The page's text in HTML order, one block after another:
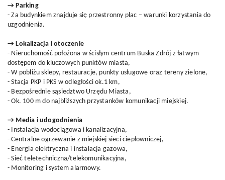
→ Parking
- Za budynkiem znajduje się przestronny plac – warunki korzystania do
uzgodnienia.
→ Lokalizacja i otoczenie
- Nieruchomość położona w ścisłym centrum Buska Zdrój z łatwym
dostępem do kluczowych punktów miasta,
- W pobliżu sklepy, restauracje, punkty usługowe oraz tereny zielone,
- Stacja PKP i PKS w odległości ok.1 km,
- Bezpośrednie sąsiedztwo Urzędu Miasta,
- Ok. 100 m do najbliższych przystanków komunikacji miejskiej.
→ Media i udogodnienia
- Instalacja wodociągowa i kanalizacyjna,
- Centralne ogrzewanie z miejskiej sieci ciepłowniczej,
- Energia elektryczna i instalacja gazowa,
- Sieć teletechniczna/telekomunikacyjna,
- Monitoring i system alarmowy.